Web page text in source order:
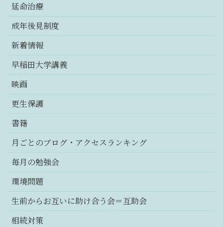
延命治療
成年後見制度
新着情報
早稲田大学講義
映画
更生保護
書籍
月ごとのブログ・アクセスランキング
毎月の勉強会
環境問題
生前からお互いに助け合う会＝互助会
相続対策